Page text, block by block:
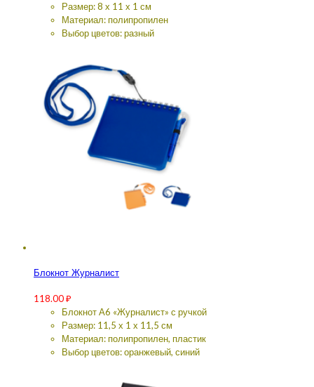
Размер: 8 х 11 х 1 см
Материал: полипропилен
Выбор цветов: разный
Блокнот Журналист
118.00₽
Блокнот А6 «Журналист» с ручкой
Размер: 11,5 х 1 х 11,5 см
Материал: полипропилен, пластик
Выбор цветов: оранжевый, синий